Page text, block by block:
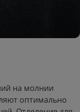
на молнии
оптимально